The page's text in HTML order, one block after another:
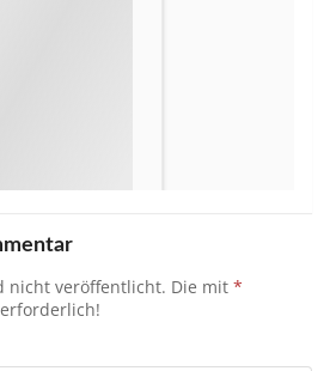
nicht veröffentlicht. Die mit *